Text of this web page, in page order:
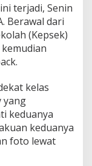
terjadi, Senin
Berawal dari
(Kepsek)
kelas
yang
keduanya
keduanya
foto lewat